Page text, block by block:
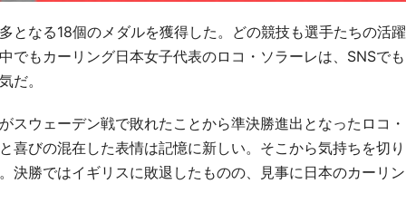
となる18個のメダルを獲得した。どの競技も選手たちの活躍
もカーリング日本女子代表のロコ・ソラーレは、SNSでも
だ。
ウェーデン戦で敗れたことから準決勝進出となったロコ・
喜びの混在した表情は記憶に新しい。そこから気持ちを切り
決勝ではイギリスに敗退したものの、見事に日本のカーリン